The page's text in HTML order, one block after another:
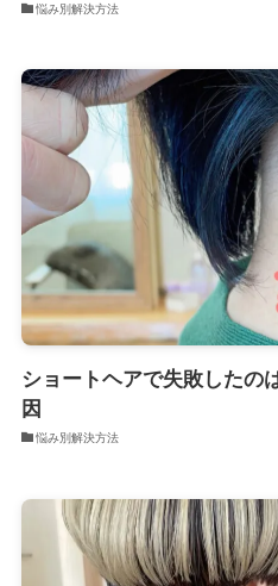
悩み別解決方法
ショートヘアで失敗したの
因
悩み別解決方法